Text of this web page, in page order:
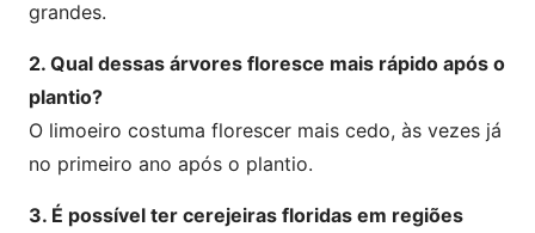
grandes.
2. Qual dessas árvores floresce mais rápido após o
plantio?
O limoeiro costuma florescer mais cedo, às vezes já
no primeiro ano após o plantio.
3. É possível ter cerejeiras floridas em regiões